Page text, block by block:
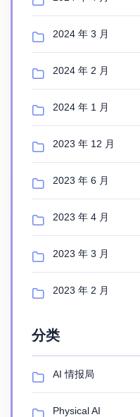
2024 年 3 月
2024 年 2 月
2024 年 1 月
2023 年 12 月
2023 年 6 月
2023 年 4 月
2023 年 3 月
2023 年 2 月
分类
AI 情报局
Physical AI